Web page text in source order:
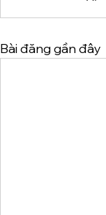
Bài đăng gần đây